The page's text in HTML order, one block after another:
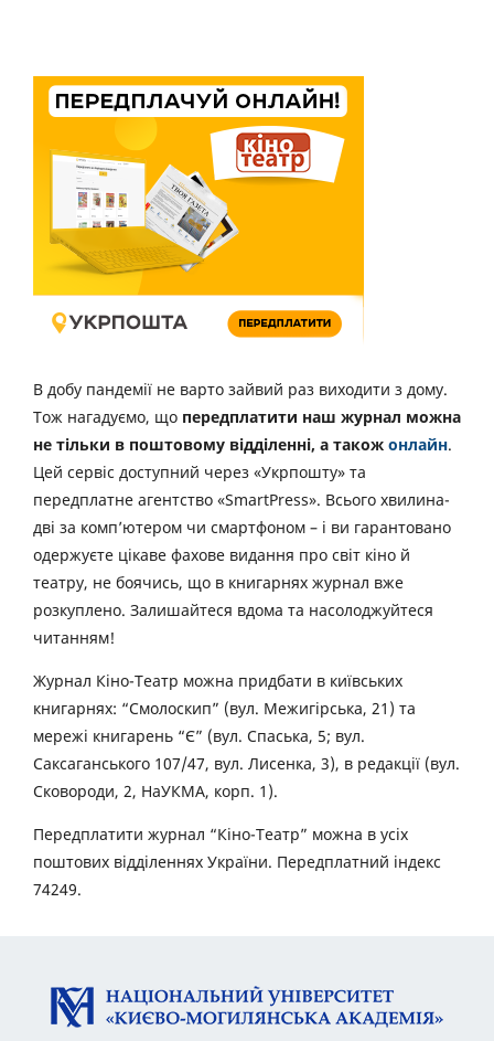
В добу пандемії не варто зайвий раз виходити з дому.
Тож нагадуємо, що передплатити наш журнал можна
не тільки в поштовому відділенні, а також онлайн.
Цей сервіс доступний через «Укрпошту» та
передплатне агентство «SmartPress». Всього хвилина-
дві за комп’ютером чи смартфоном – і ви гарантовано
одержуєте цікаве фахове видання про світ кіно й
театру, не боячись, що в книгарнях журнал вже
розкуплено. Залишайтеся вдома та насолоджуйтеся
читанням!
Журнал Кіно-Театр можна придбати в київських
книгарнях: “Смолоскип” (вул. Межигірська, 21) та
мережі книгарень “Є” (вул. Спаська, 5; вул.
Саксаганського 107/47, вул. Лисенка, 3), в редакції (вул.
Сковороди, 2, НаУКМА, корп. 1).
Передплатити журнал “Кіно-Театр” можна в усіх
поштових відділеннях України. Передплатний індекс
74249.